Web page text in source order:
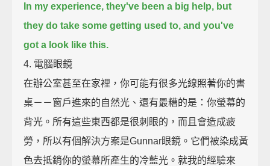
In my experience, they've been a big help, but
they do take some getting used to, and you've
got a look like this.
4. 電腦眼鏡
在辦公室甚至在家裡，你可能有很多光線照著你的書
桌－－窗戶進來的自然光、還有最糟的是：你螢幕的
背光。所有這些東西都是很刺眼的，而且會造成疲
勞，所以有個解決方案是Gunnar眼鏡。它們被染成黃
色去抵銷你的螢幕所產生的冷藍光。就我的經驗來